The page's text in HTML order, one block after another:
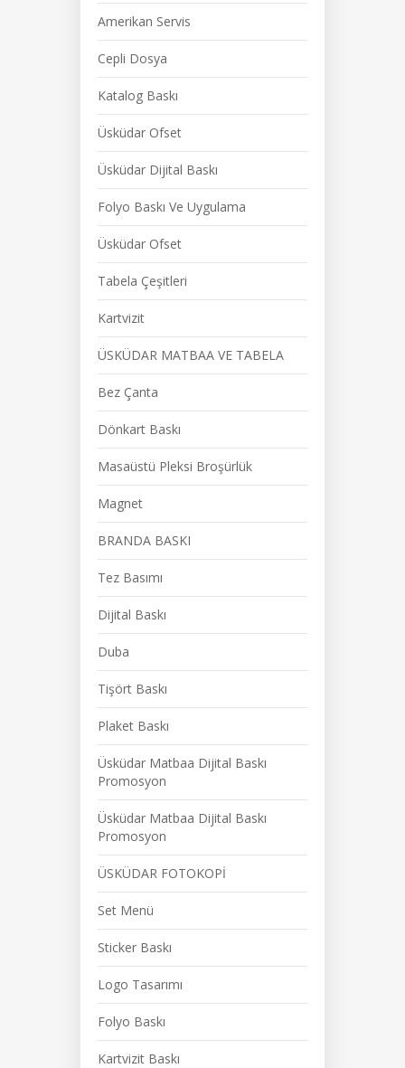
Amerikan Servis
Cepli Dosya
Katalog Baskı
Üsküdar Ofset
Üsküdar Dijital Baskı
Folyo Baskı Ve Uygulama
Üsküdar Ofset
Tabela Çeşitleri
Kartvizit
ÜSKÜDAR MATBAA VE TABELA
Bez Çanta
Dönkart Baskı
Masaüstü Pleksi Broşürlük
Magnet
BRANDA BASKI
Tez Basımı
Dijital Baskı
Duba
Tişört Baskı
Plaket Baskı
Üsküdar Matbaa Dijital Baskı
Promosyon
Üsküdar Matbaa Dijital Baskı
Promosyon
ÜSKÜDAR FOTOKOPİ
Set Menü
Sticker Baskı
Logo Tasarımı
Folyo Baskı
Kartvizit Baskı